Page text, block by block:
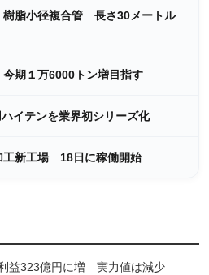
脂小径複合管 長さ30メートル
期１万6000トン増目指す
イテンを業界初シリーズ化
新工場 18日に稼働開始
益323億円に増 実力値は減少